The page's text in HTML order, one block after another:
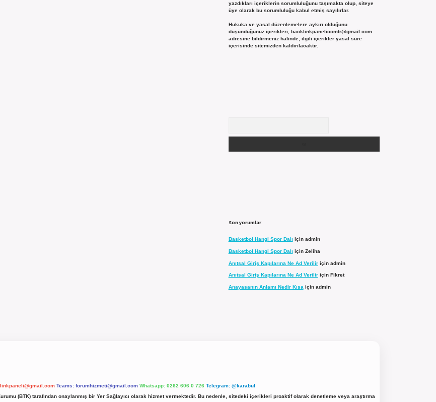
yazdıkları içeriklerin sorumluluğunu taşımakta olup, siteye
üye olarak bu sorumluluğu kabul etmiş sayılırlar.
Hukuka ve yasal düzenlemelere aykırı olduğunu
düşündüğünüz içerikleri, backlinkpanelicomtr@gmail.com
adresine bildirmeniz halinde, ilgili içerikler yasal süre
içerisinde sitemizden kaldırılacaktır.
Son yorumlar
Basketbol Hangi Spor Dalı için admin
Basketbol Hangi Spor Dalı için Zeliha
Anıtsal Giriş Kapılarına Ne Ad Veriliriçin admin
Anıtsal Giriş Kapılarına Ne Ad Veriliriçin Fikret
Anayasanın Anlamı Nedir Kısa için admin
Teams: forumhizmeti@gmail.com Whatsapp: 0262 606 0 726 Telegram: @karabul
(BTK) tarafından onaylanmış bir Yer Sağlayıcı olarak hizmet vermektedir. Bu nedenle, sitedeki içerikleri proaktif olarak denetleme veya araştırma